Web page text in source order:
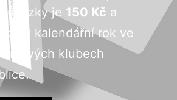
je 150 Kč a
celý kalendářní rok ve
klubech